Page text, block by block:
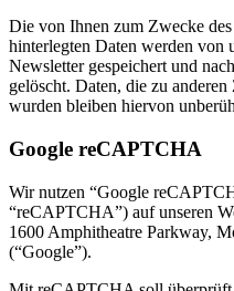
Die von Ihnen zum Zwecke
hinterlegten Daten werden von
Newsletter gespeichert und
gelöscht. Daten, die zu
wurden bleiben hiervon
Google reCAPTCHA
Wir nutzen “Google
“reCAPTCHA”) auf unseren
1600 Amphitheatre Parkway,
(“Google”).